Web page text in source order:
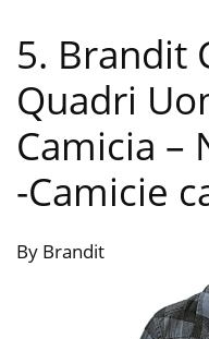
5. Brandit
Quadri
Camicia –
-Camicie
By Brandit